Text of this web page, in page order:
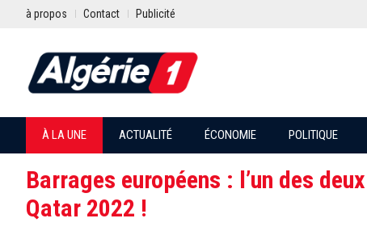
à propos Contact Publicité
À LA UNE ACTUALITÉ ÉCONOMIE POLITIQUE
Barrages européens : l’un des
Qatar 2022 !